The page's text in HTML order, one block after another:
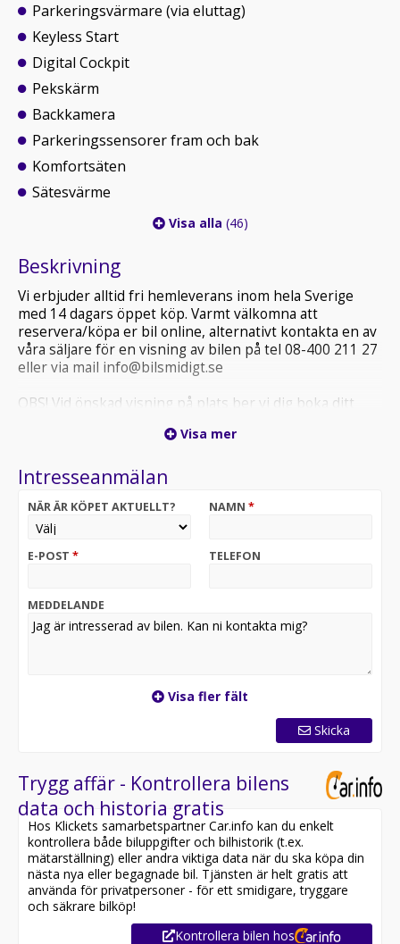
Parkeringsvärmare (via eluttag)
Keyless Start
Digital Cockpit
Pekskärm
Backkamera
Parkeringssensorer fram och bak
Komfortsäten
Sätesvärme
Visa alla (46)
Beskrivning
Vi erbjuder alltid fri hemleverans inom hela Sverige
med 14 dagars öppet köp. Varmt välkomna att
reservera/köpa er bil online, alternativt kontakta en av
våra säljare för en visning av bilen på tel 08-400 211 27
eller via mail info@bilsmidigt.se
OBS! Vid önskad visning på plats ber vi dig boka ditt
är intresserad av finns på plats och att vi kan ge dig
MEJLKONTAKT MED OSS.
bilen innan någon annan gör det, reservera den direkt
Nu har vi fått in denna riktigt fina Volkswagen Golf
halvkombi i vackra Pure White och med bekväm
Denna familjebil har naturgas som huvudbränsle men
har även en tank för bensin om gas inte skulle finnas
Denna bil har moms och är därmed förmånligt leasebar
privataleasa för dig som privatperson.
Bilen är utrustad med bland annat: Automat, Ljus- och
Siktpaket, Parkeringsvärmare (via eluttag), Keyless
Start, Digital Cockpit, Pekskärm, Backkamera,
Parkeringssensorer fram och bak, Komfortsäten,
Sätesvärme, Climatronic, 3 Klimatzoner, App-Connect,
Android Auto, Apple CarPlay, MirrorLink, Navigation via
smartphone, Bluetooth, USB-C-uttag, Trådlös
Telefonladdare, Adaptiv Farthållare, Fotgängare- &
Visa mer
Intresseanmälan
NÄR ÄR KÖPET AKTUELLT? NAMN *
E-POST * TELEFON
MEDDELANDE
Visa fler fält
Skicka
Trygg affär - Kontrollera bilens
data och historia gratis
Hos Klickets samarbetspartner Car.info kan du enkelt
kontrollera både biluppgifter och bilhistorik (t.ex.
mätarställning) eller andra viktiga data när du ska köpa din
nästa nya eller begagnade bil. Tjänsten är helt gratis att
använda för privatpersoner - för ett smidigare, tryggare
och säkrare bilköp!
Kontrollera bilen hos